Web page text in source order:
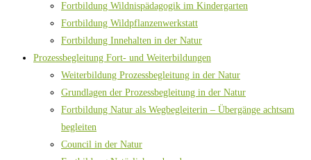
Fortbildung Wildnispädagogik im Kindergarten
Fortbildung Wildpflanzenwerkstatt
Fortbildung Innehalten in der Natur
Prozessbegleitung Fort- und Weiterbildungen
Weiterbildung Prozessbegleitung in der Natur
Grundlagen der Prozessbegleitung in der Natur
Fortbildung Natur als Wegbegleiterin – Übergänge achtsam
begleiten
Council in der Natur